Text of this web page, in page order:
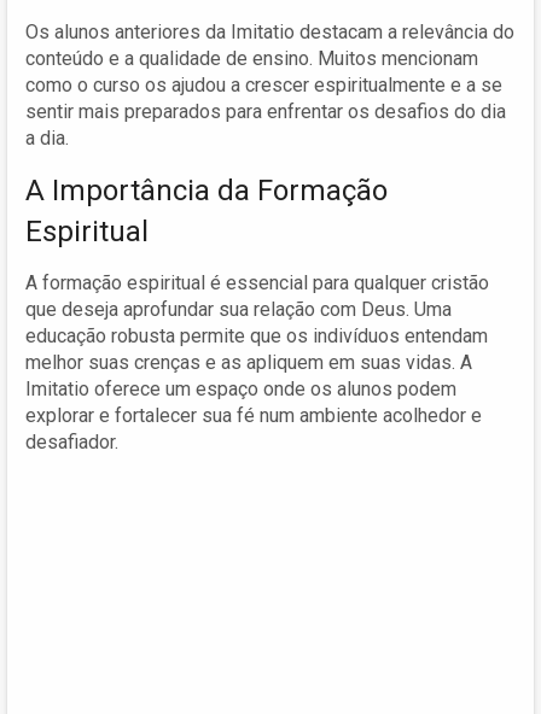
Os alunos anteriores da Imitatio destacam a relevância do
conteúdo e a qualidade de ensino. Muitos mencionam
como o curso os ajudou a crescer espiritualmente e a se
sentir mais preparados para enfrentar os desafios do dia
a dia.
A Importância da Formação
Espiritual
A formação espiritual é essencial para qualquer cristão
que deseja aprofundar sua relação com Deus. Uma
educação robusta permite que os indivíduos entendam
melhor suas crenças e as apliquem em suas vidas. A
Imitatio oferece um espaço onde os alunos podem
explorar e fortalecer sua fé num ambiente acolhedor e
desafiador.